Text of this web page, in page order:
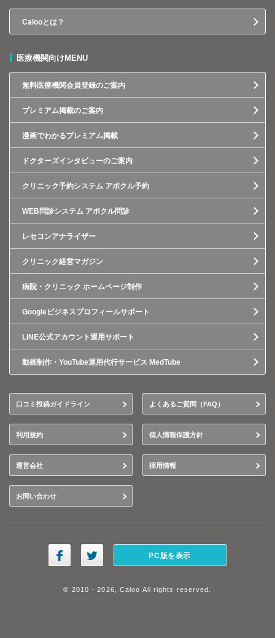
Calooとは？
医療機関向けMENU
無料医療機関会員登録のご案内
プレミアム掲載のご案内
漫画でわかるプレミアム掲載
ドクターズインタビューのご案内
クリニック予約システム アポクル予約
WEB問診システム アポクル問診
レセコンアナライザー
クリニック経営マガジン
病院・クリニック ホームページ制作
Googleビジネスプロフィールサポート
LINE公式アカウント運用サポート
動画制作・YouTube運用代行サービス MedTube
口コミ投稿ガイドライン よくあるご質問（FAQ）
利用規約 個人情報保護方針
運営会社 採用情報
お問い合わせ
PC版を表示
© 2010 - 2026, Caloo All rights reserved.